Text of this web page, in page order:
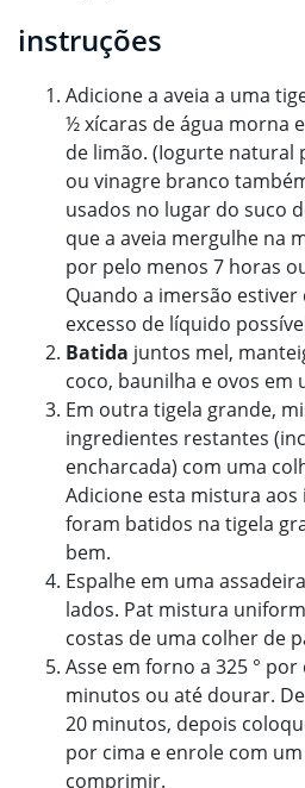
instruções
Adicione a aveia a uma
½ xícaras de água morna
de limão. (Iogurte natural
ou vinagre branco
usados ​​no lugar do suco
que a aveia mergulhe na
por pelo menos 7 horas
Quando a imersão
excesso de líquido
Batida juntos mel,
coco, baunilha e ovos em
Em outra tigela grande,
ingredientes restantes
encharcada) com uma
Adicione esta mistura
foram batidos na tigela
bem.
Espalhe em uma
lados. Pat mistura
costas de uma colher de
Asse em forno a 325 ° por
minutos ou até dourar.
20 minutos, depois
por cima e enrole com
comprimir.